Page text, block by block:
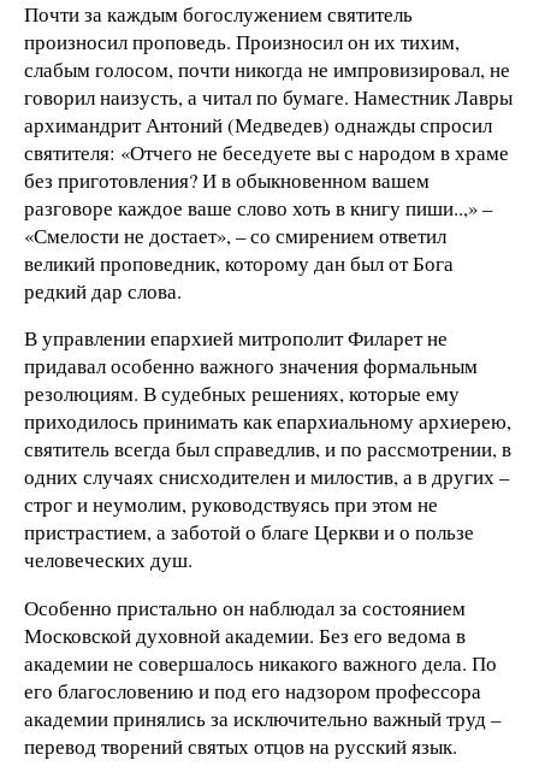
Почти за каждым богослужением святитель
произносил проповедь. Произносил он их тихим,
слабым голосом, почти никогда не импровизировал, не
говорил наизусть, а читал по бумаге. Наместник Лавры
архимандрит Антоний (Медведев) однажды спросил
святителя: «Отчего не беседуете вы с народом в храме
без приготовления? И в обыкновенном вашем
разговоре каждое ваше слово хоть в книгу пиши..,» –
«Смелости не достает», – со смирением ответил
великий проповедник, которому дан был от Бога
редкий дар слова.
В управлении епархией митрополит Филарет не
придавал особенно важного значения формальным
резолюциям. В судебных решениях, которые ему
приходилось принимать как епархиальному архиерею,
святитель всегда был справедлив, и по рассмотрении, в
одних случаях снисходителен и милостив, а в других –
строг и неумолим, руководствуясь при этом не
пристрастием, а заботой о благе Церкви и о пользе
человеческих душ.
Особенно пристально он наблюдал за состоянием
Московской духовной академии. Без его ведома в
академии не совершалось никакого важного дела. По
его благословению и под его надзором профессора
академии принялись за исключительно важный труд –
перевод творений святых отцов на русский язык.